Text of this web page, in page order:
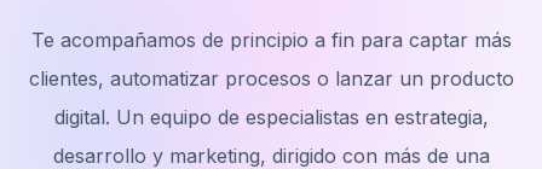
Cuéntanos tu objetivo
Te acompañamos de principio a fin para captar más
clientes, automatizar procesos o lanzar un producto
digital. Un equipo de especialistas en estrategia,
desarrollo y marketing, dirigido con más de una